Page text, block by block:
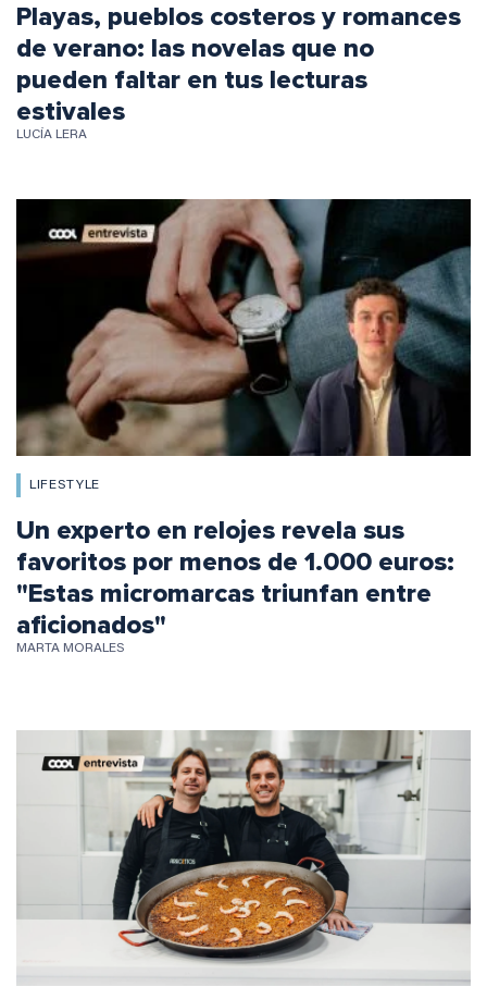
Playas, pueblos costeros y romances
de verano: las novelas que no
pueden faltar en tus lecturas
estivales
LUCÍA LERA
LIFESTYLE
Un experto en relojes revela sus
favoritos por menos de 1.000 euros:
"Estas micromarcas triunfan entre
aficionados"
MARTA MORALES